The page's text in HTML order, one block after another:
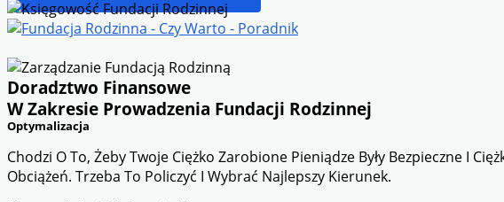
Doradztwo Finansowe
W Zakresie Prowadzenia Fundacji Rodzinnej
Optymalizacja
Chodzi O To, Żeby Twoje Ciężko Zarobione Pieniądze Były Bezpieczne I
Obciążeń. Trzeba To Policzyć I Wybrać Najlepszy Kierunek.